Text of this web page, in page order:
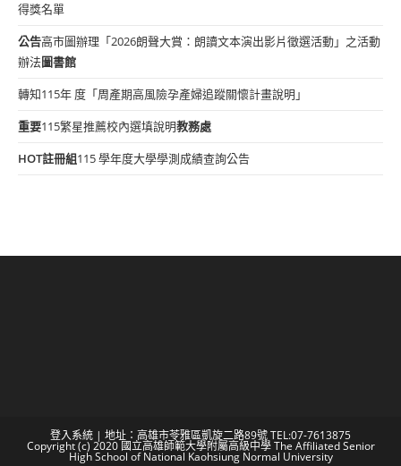
得獎名單
公告高市圖辦理「2026朗聲大賞：朗讀文本演出影片徵選活動」之活動
辦法圖書館
轉知115年 度「周產期高風險孕產婦追蹤關懷計畫說明」
重要115繁星推薦校內選填說明教務處
HOT註冊組115 學年度大學學測成績查詢公告
登入系統 | 地址：高雄市苓雅區凱旋二路89號 TEL:07-7613875
Copyright (c) 2020 國立高雄師範大學附屬高級中學 The Affiliated Senior
High School of National Kaohsiung Normal University